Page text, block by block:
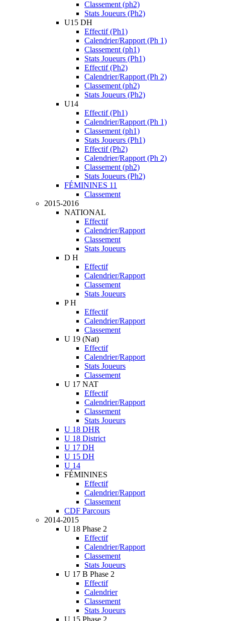
Classement (ph2)
Stats Joueurs (Ph2)
U15 DH
Effectif (Ph1)
Calendrier/Rapport (Ph 1)
Classement (ph1)
Stats Joueurs (Ph1)
Effectif (Ph2)
Calendrier/Rapport (Ph 2)
Classement (ph2)
Stats Joueurs (Ph2)
U14
Effectif (Ph1)
Calendrier/Rapport (Ph 1)
Classement (ph1)
Stats Joueurs (Ph1)
Effectif (Ph2)
Calendrier/Rapport (Ph 2)
Classement (ph2)
Stats Joueurs (Ph2)
FÉMININES 11
Classement
2015-2016
NATIONAL
Effectif
Calendrier/Rapport
Classement
Stats Joueurs
D H
Effectif
Calendrier/Rapport
Classement
Stats Joueurs
P H
Effectif
Calendrier/Rapport
Classement
U 19 (Nat)
Effectif
Calendrier/Rapport
Stats Joueurs
Classement
U 17 NAT
Effectif
Calendrier/Rapport
Classement
Stats Joueurs
U 18 DHR
U 18 District
U 17 DH
U 15 DH
U 14
FÉMININES
Effectif
Calendrier/Rapport
Classement
CDF Parcours
2014-2015
U 18 Phase 2
Effectif
Calendrier/Rapport
Classement
Stats Joueurs
U 17 B Phase 2
Effectif
Calendrier
Classement
Stats Joueurs
U 15 Phase 2